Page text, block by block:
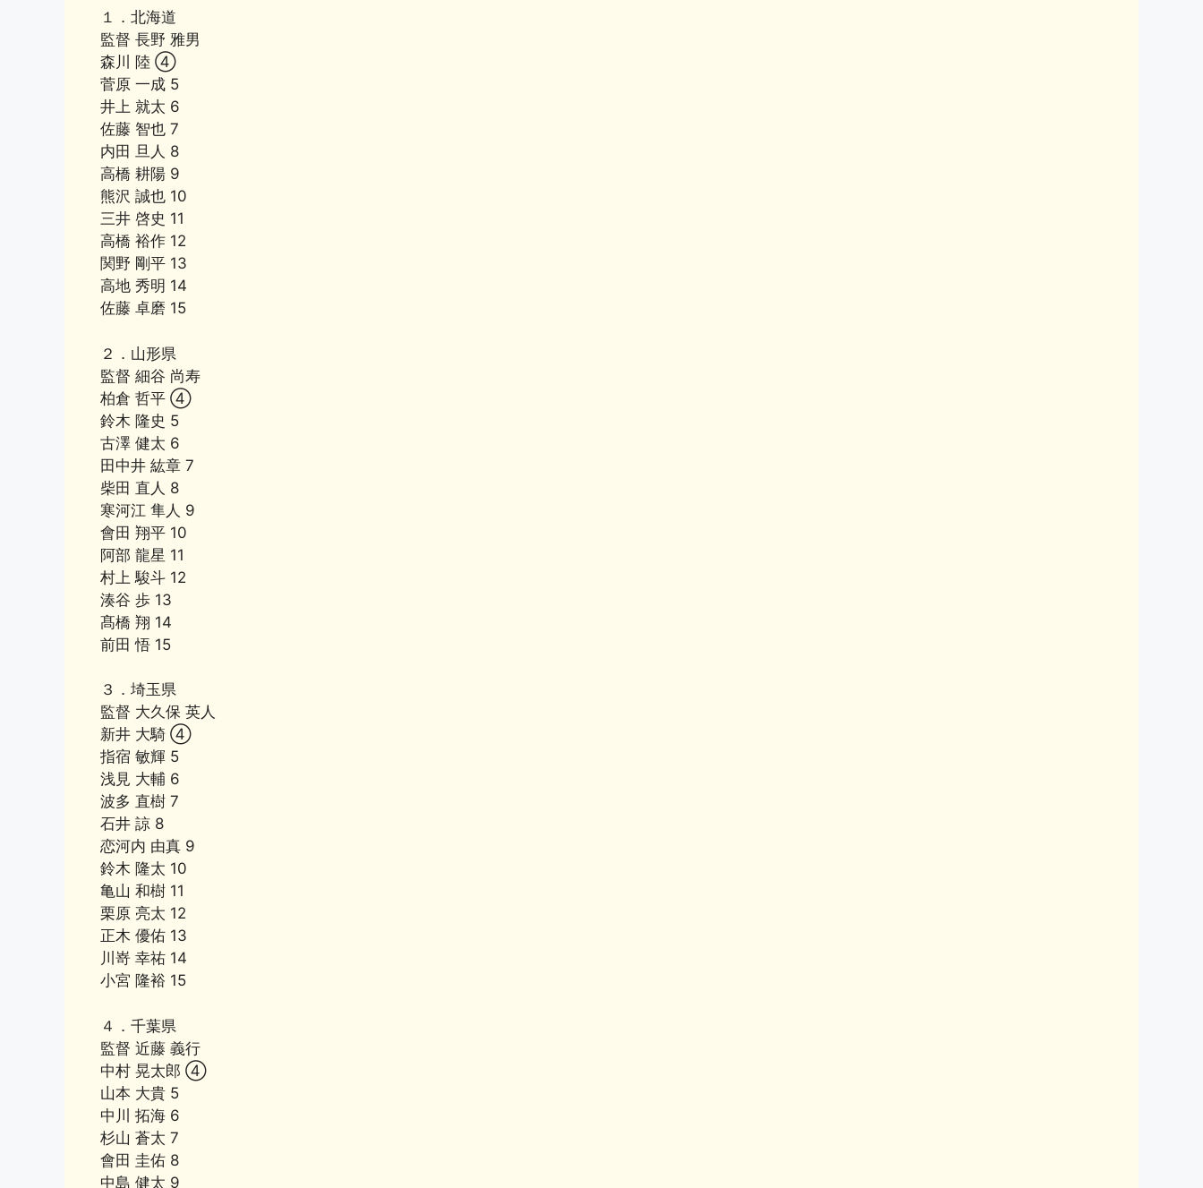
o
k
１．北海道
監督 長野 雅男
森川 陸 ④
菅原 一成 5
井上 就太 6
佐藤 智也 7
内田 旦人 8
高橋 耕陽 9
熊沢 誠也 10
三井 啓史 11
高橋 裕作 12
関野 剛平 13
高地 秀明 14
佐藤 卓磨 15
２．山形県
監督 細谷 尚寿
柏倉 哲平 ④
鈴木 隆史 5
古澤 健太 6
田中井 紘章 7
柴田 直人 8
寒河江 隼人 9
會田 翔平 10
阿部 龍星 11
村上 駿斗 12
湊谷 歩 13
髙橋 翔 14
前田 悟 15
３．埼玉県
監督 大久保 英人
新井 大騎 ④
指宿 敏輝 5
浅見 大輔 6
波多 直樹 7
石井 諒 8
恋河内 由真 9
鈴木 隆太 10
亀山 和樹 11
栗原 亮太 12
正木 優佑 13
川嵜 幸祐 14
小宮 隆裕 15
４．千葉県
監督 近藤 義行
中村 晃太郎 ④
山本 大貴 5
中川 拓海 6
杉山 蒼太 7
會田 圭佑 8
中島 健太 9